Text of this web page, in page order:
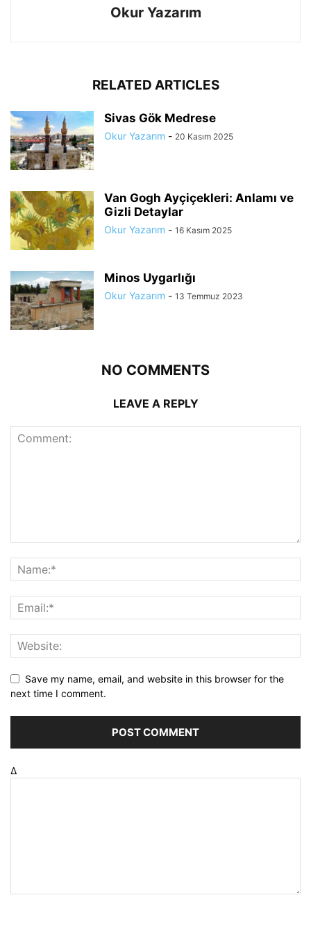
Okur Yazarım
RELATED ARTICLES
Sivas Gök Medrese
Okur Yazarım - 20 Kasım 2025
Van Gogh Ayçiçekleri: Anlamı ve
Gizli Detaylar
Okur Yazarım - 16 Kasım 2025
Minos Uygarlığı
Okur Yazarım - 13 Temmuz 2023
NO COMMENTS
LEAVE A REPLY
Save my name, email, and website in this browser for the
next time I comment.
Δ